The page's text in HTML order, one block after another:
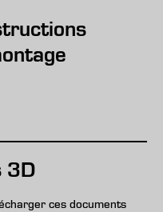
3D
ces documents